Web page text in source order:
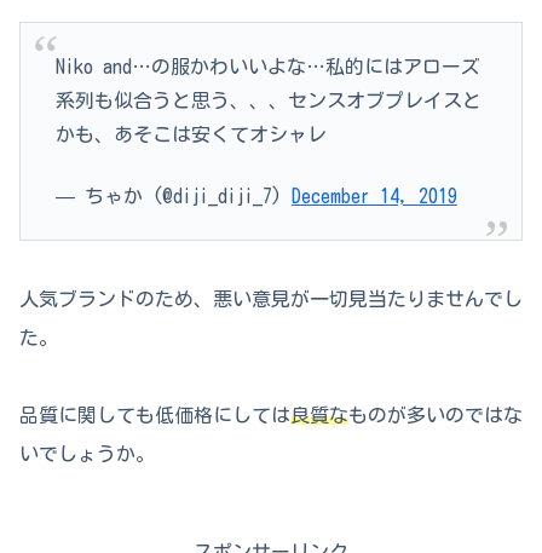
Niko and…の服かわいいよな…私的にはアローズ
系列も似合うと思う、、、センスオブプレイスと
かも、あそこは安くてオシャレ
— ちゃか (@diji_diji_7) December 14, 2019
人気ブランドのため、悪い意見が一切見当たりませんでし
た。
品質に関しても低価格にしては良質なものが多いのではな
いでしょうか。